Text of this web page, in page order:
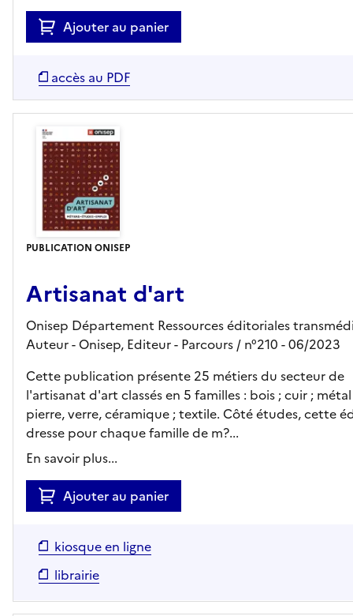
Ajouter au panier
accès au PDF
PUBLICATION ONISEP
Artisanat d'art
Onisep Département Ressources éditoriales
Auteur - Onisep, Editeur- Parcours / n°210 - 06/2023
Cette publication présente 25 métiers du secteur de
l'artisanat d'art classés en 5 familles : bois ; cuir ;
pierre, verre, céramique ; textile. Côté études, cette
dresse pour chaque famille de m?...
En savoir plus...
Ajouter au panier
kiosque en ligne
librairie